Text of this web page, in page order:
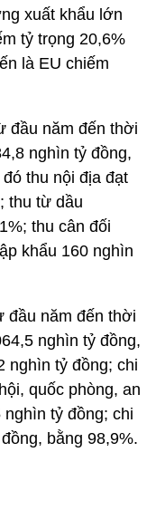
xuất khẩu lớn
tỷ trọng 20,6%
là EU chiếm
đầu năm đến thời
nghìn tỷ đồng,
thu nội địa đạt
thu từ dầu
thu cân đối
khẩu 160 nghìn
đầu năm đến thời
nghìn tỷ đồng,
nghìn tỷ đồng; chi
quốc phòng, an
tỷ đồng; chi
bằng 98,9%.